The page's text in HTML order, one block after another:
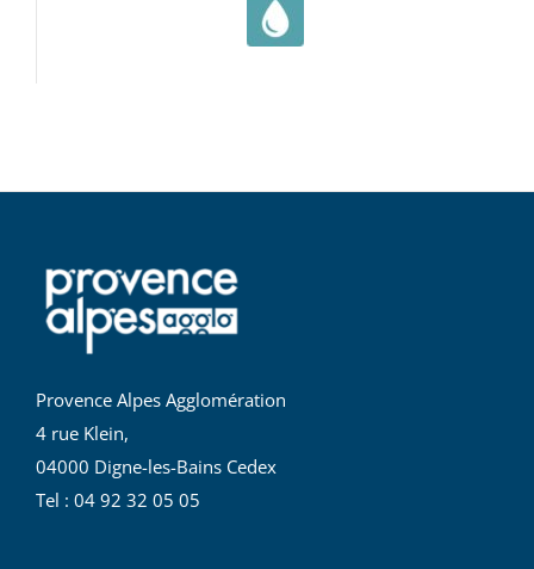
Provence Alpes Agglomération
4 rue Klein,
04000 Digne-les-Bains Cedex
Tel : 04 92 32 05 05